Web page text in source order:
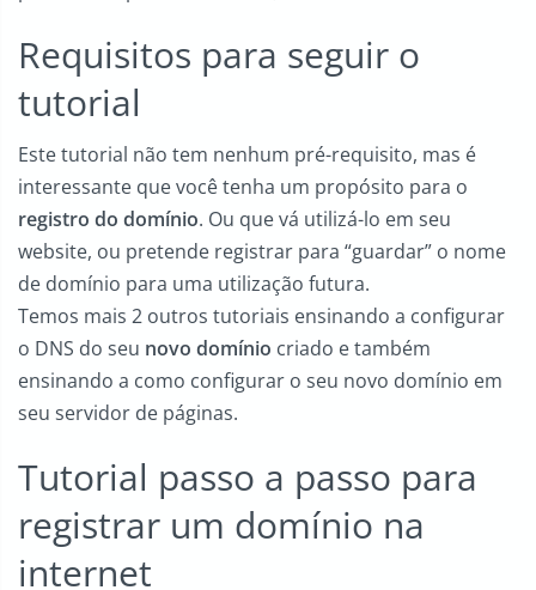
Requisitos para seguir o
tutorial
Este tutorial não tem nenhum pré-requisito, mas é
interessante que você tenha um propósito para o
registro do domínio. Ou que vá utilizá-lo em seu
website, ou pretende registrar para “guardar” o nome
de domínio para uma utilização futura.
Temos mais 2 outros tutoriais ensinando a configurar
o DNS do seu novo domínio criado e também
ensinando a como configurar o seu novo domínio em
seu servidor de páginas.
Tutorial passo a passo para
registrar um domínio na
internet